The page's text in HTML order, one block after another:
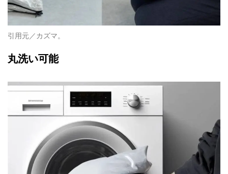
引用元／カズマ。
丸洗い可能